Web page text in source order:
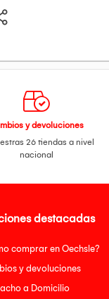
(H) x 0.3114 (V)
95% (CIE1931)
de colores)
1500:01:00
GTG / 1ms MBR
178º(R/L), 178º(U/D)
la pantalla Ladear
100 x 100
y devoluciones
26 tiendas a nivel
nacional
destacadas
comprar en Oechsle?
y devoluciones
a Domicilio